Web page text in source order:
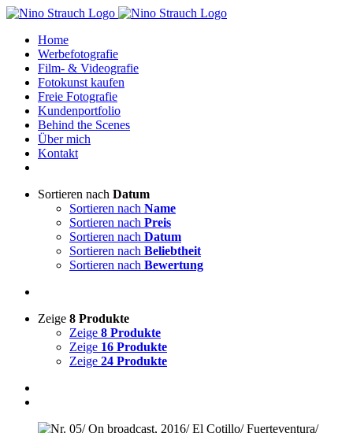
Zum
springenHome
Werbefotografie
Film- & Videografie
Fotokunst kaufen
Freie Fotografie
Kundenportfolio
Behind the Scenes
Über mich
Kontakt
Sortieren nach Datum
Sortieren nach Name
Sortieren nach Preis
Sortieren nach Datum
Sortieren nach Beliebtheit
Sortieren nach Bewertung
Zeige 8 Produkte
Zeige 8 Produkte
Zeige 16 Produkte
Zeige 24 Produkte